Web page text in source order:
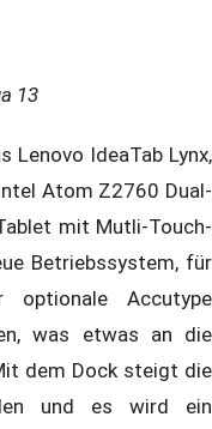
13
Lenovo IdeaTab Lynx,
Atom Z2760 Dual-
mit Mutli-Touch-
Betriebssystem, für
optionale Accutype
was etwas an die
dem Dock steigt die
und es wird ein